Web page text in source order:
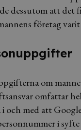
dessutom att
företag
om
omfattar
och med att
i